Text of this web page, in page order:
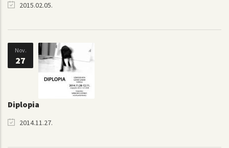
2015.02.05.
Nov.
27
Diplopia
2014.11.27.